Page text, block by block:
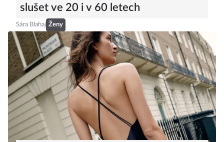
slušet ve 20 i v 60 letech
Sára Blahaj Ženy